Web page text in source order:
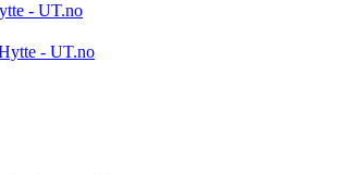
- UT.no
- UT.no